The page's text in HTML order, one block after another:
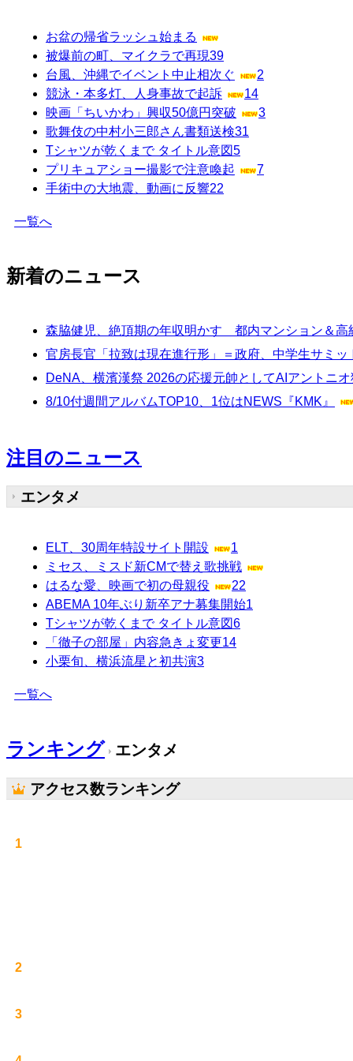
お盆の帰省ラッシュ始まる
被爆前の町、マイクラで再現39
台風、沖縄でイベント中止相次ぐ
2
競泳・本多灯、人身事故で起訴
14
映画「ちいかわ」興収50億円突破
3
歌舞伎の中村小三郎さん書類送検31
Tシャツが乾くまで タイトル意図5
プリキュアショー撮影で注意喚起
7
手術中の大地震、動画に反響22
一覧へ
新着のニュース
森脇健児、絶頂期の年収明かす 都内マンション＆
官房長官「拉致は現在進行形」＝政府、中学生サミッ
DeNA、横濱漢祭 2026の応援元帥としてAIアントニ
8/10付週間アルバムTOP10、1位はNEWS『KMK』
注目のニュース
エンタメ
ELT、30周年特設サイト開設
1
ミセス、ミスド新CMで替え歌挑戦
はるな愛、映画で初の母親役
22
ABEMA 10年ぶり新卒アナ募集開始1
Tシャツが乾くまで タイトル意図6
「徹子の部屋」内容急きょ変更14
小栗旬、横浜流星と初共演3
一覧へ
ランキング エンタメ
アクセス数ランキング
1
2
3